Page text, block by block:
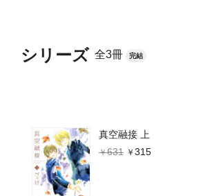
シリーズ 全3冊 完結
真空融接 上
631
315